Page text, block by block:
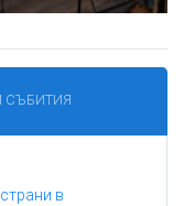
СЪБИТИЯ
в